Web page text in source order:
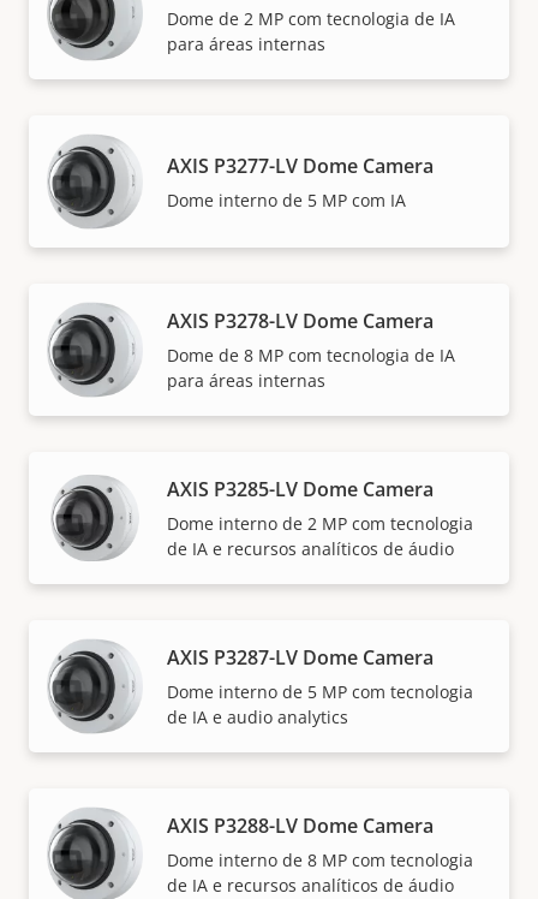
Dome de 2 MP com tecnologia de IA
para áreas internas
AXIS P3277-LV Dome Camera
Dome interno de 5 MP com IA
AXIS P3278-LV Dome Camera
Dome de 8 MP com tecnologia de IA
para áreas internas
AXIS P3285-LV Dome Camera
Dome interno de 2 MP com tecnologia
de IA e recursos analíticos de áudio
AXIS P3287-LV Dome Camera
Dome interno de 5 MP com tecnologia
de IA e audio analytics
AXIS P3288-LV Dome Camera
Dome interno de 8 MP com tecnologia
de IA e recursos analíticos de áudio